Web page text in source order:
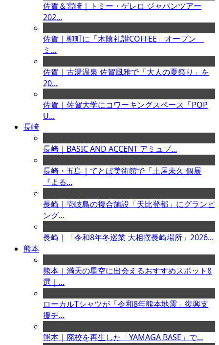
佐賀＆宮崎｜トミー・ゲレロ ジャパンツアー
202...
佐賀｜柳町に「木陰礼讃COFFEE」オープン
ミ...
佐賀｜古湯温泉 佐賀風雅で「大人の夏祭り」を
20...
佐賀｜佐賀大学にコワーキングスペース「POP
U...
長崎
長崎｜BASIC AND ACCENT アミュプ...
長崎・五島｜てとば美術館で「土屋未久 個展
『よる...
長崎｜壱岐島の複合施設「天比登都」にグランピ
ング...
長崎｜「令和8年冬巡業 大相撲長崎場所」2026...
熊本
熊本｜満天の星空に出会えるおすすめスポット8
選｜...
ローカルTシャツが「令和8年熊本地震」復興支
援チ...
熊本｜廃校を再生した「YAMAGA BASE」で...